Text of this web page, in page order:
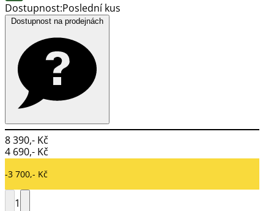
Dostupnost:Poslední kus
8 390,- Kč
4 690,- Kč
-3 700,- Kč
1